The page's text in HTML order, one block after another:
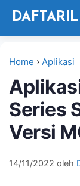
Langsung
Home › Aplikasi
Series
Versi
14/11/2022 oleh